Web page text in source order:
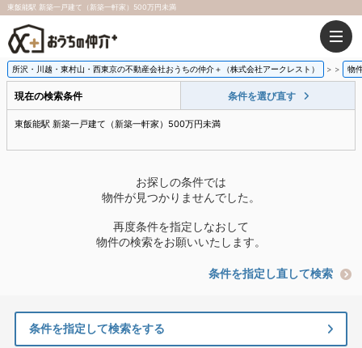
東飯能駅 新築一戸建て（新築一軒家）500万円未満
所沢・川越・東村山・西東京の不動産会社おうちの仲介＋（株式会社アークレスト） > 物
現在の検索条件 条件を選び直す
東飯能駅 新築一戸建て（新築一軒家）500万円未満
お探しの条件では
物件が見つかりませんでした。
再度条件を指定しなおして
物件の検索をお願いいたします。
条件を指定し直して検索
条件を指定して検索をする